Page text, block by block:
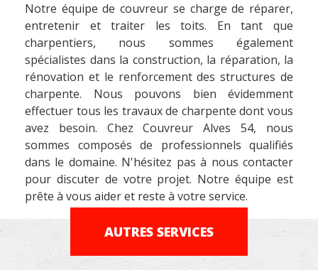
Notre équipe de couvreur se charge de réparer,
entretenir et traiter les toits. En tant que
charpentiers, nous sommes également
spécialistes dans la construction, la réparation, la
rénovation et le renforcement des structures de
charpente. Nous pouvons bien évidemment
effectuer tous les travaux de charpente dont vous
avez besoin. Chez Couvreur Alves 54, nous
sommes composés de professionnels qualifiés
dans le domaine. N'hésitez pas à nous contacter
pour discuter de votre projet. Notre équipe est
prête à vous aider et reste à votre service.
AUTRES SERVICES